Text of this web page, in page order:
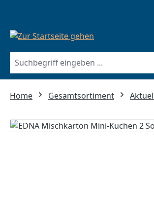
Home Gesamtsortiment
Bildergalerie überspringen